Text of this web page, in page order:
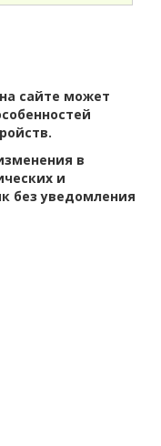
сайте может
в
и
без уведомления